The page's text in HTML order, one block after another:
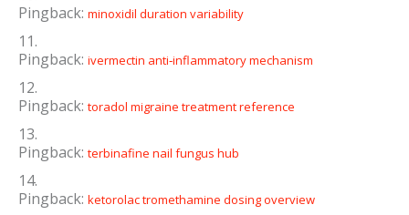
Pingback: minoxidil duration variability
Pingback: ivermectin anti‑inflammatory mechanism
Pingback: toradol migraine treatment reference
Pingback: terbinafine nail fungus hub
Pingback: ketorolac tromethamine dosing overview